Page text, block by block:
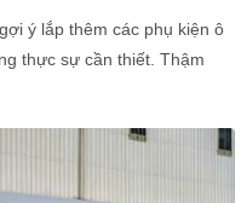
ý lắp thêm các phụ kiện ô
thực sự cần thiết. Thậm
ẩn rủi ro.